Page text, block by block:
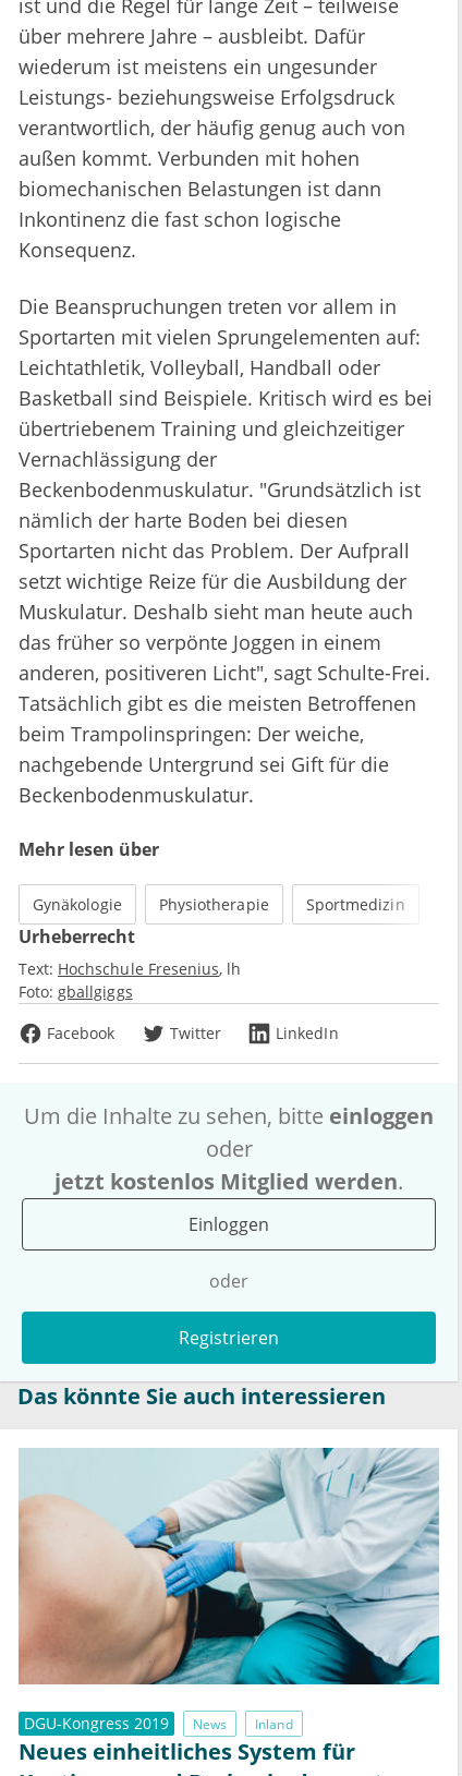
ist und die Regel für lange Zeit – teilweise
über mehrere Jahre – ausbleibt. Dafür
wiederum ist meistens ein ungesunder
Leistungs- beziehungsweise Erfolgsdruck
verantwortlich, der häufig genug auch von
außen kommt. Verbunden mit hohen
biomechanischen Belastungen ist dann
Inkontinenz die fast schon logische
Konsequenz.
Die Beanspruchungen treten vor allem in
Sportarten mit vielen Sprungelementen auf:
Leichtathletik, Volleyball, Handball oder
Basketball sind Beispiele. Kritisch wird es bei
übertriebenem Training und gleichzeitiger
Vernachlässigung der
Beckenbodenmuskulatur. "Grundsätzlich ist
nämlich der harte Boden bei diesen
Sportarten nicht das Problem. Der Aufprall
setzt wichtige Reize für die Ausbildung der
Muskulatur. Deshalb sieht man heute auch
das früher so verpönte Joggen in einem
anderen, positiveren Licht", sagt Schulte-Frei.
Tatsächlich gibt es die meisten Betroffenen
beim Trampolinspringen: Der weiche,
nachgebende Untergrund sei Gift für die
Beckenbodenmuskulatur.
Mehr lesen über
Gynäkologie Physiotherapie Sportmedizin
Urheberrecht
Text: Hochschule Fresenius lh
Foto: gballgiggs
Facebook
Twitter LinkedIn
Um die Inhalte zu sehen, bitte einloggen
oder
jetzt kostenlos Mitglied werden.
Einloggen
oder
Registrieren
Das könnte Sie auch interessieren
DGU-Kongress 2019 News Inland
Neues einheitliches System für